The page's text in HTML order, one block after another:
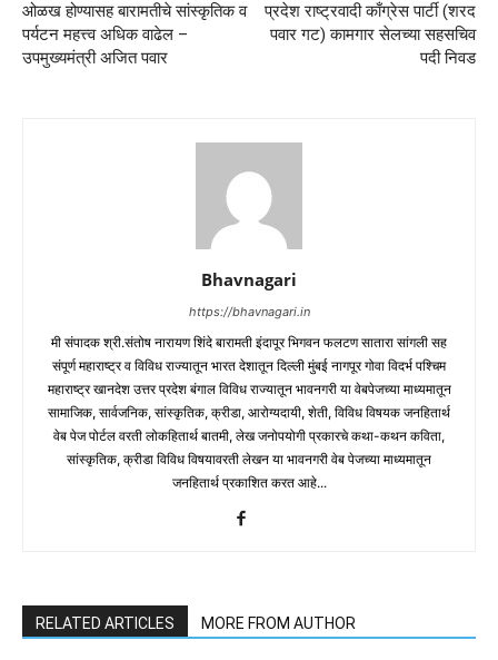
ओळख होण्यासह बारामतीचे सांस्कृतिक व
पर्यटन महत्त्व अधिक वाढेल –
उपमुख्यमंत्री अजित पवार
प्रदेश राष्ट्रवादी काँग्रेस पार्टी (शरद
पवार गट) कामगार सेलच्या सहसचिव
पदी निवड
Bhavnagari
https://bhavnagari.in
मी संपादक श्री.संतोष नारायण शिंदे बारामती इंदापूर भिगवन फलटण सातारा सांगली सह
संपूर्ण महाराष्ट्र व विविध राज्यातून भारत देशातून दिल्ली मुंबई नागपूर गोवा विदर्भ पश्चिम
महाराष्ट्र खानदेश उत्तर प्रदेश बंगाल विविध राज्यातून भावनगरी या वेबपेजच्या माध्यमातून
सामाजिक, सार्वजनिक, सांस्कृतिक, क्रीडा, आरोग्यदायी, शेती, विविध विषयक जनहितार्थ
वेब पेज पोर्टल वरती लोकहितार्थ बातमी, लेख जनोपयोगी प्रकारचे कथा-कथन कविता,
सांस्कृतिक, क्रीडा विविध विषयावरती लेखन या भावनगरी वेब पेजच्या माध्यमातून
जनहितार्थ प्रकाशित करत आहे...
RELATED ARTICLES MORE FROM AUTHOR